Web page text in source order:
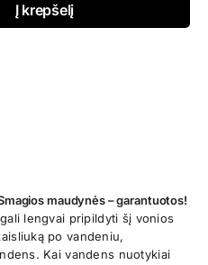
Į krepšelį
maudynės – garantuotos!
lengvai pripildyti šį vonios
po vandeniu,
Kai vandens nuotykiai